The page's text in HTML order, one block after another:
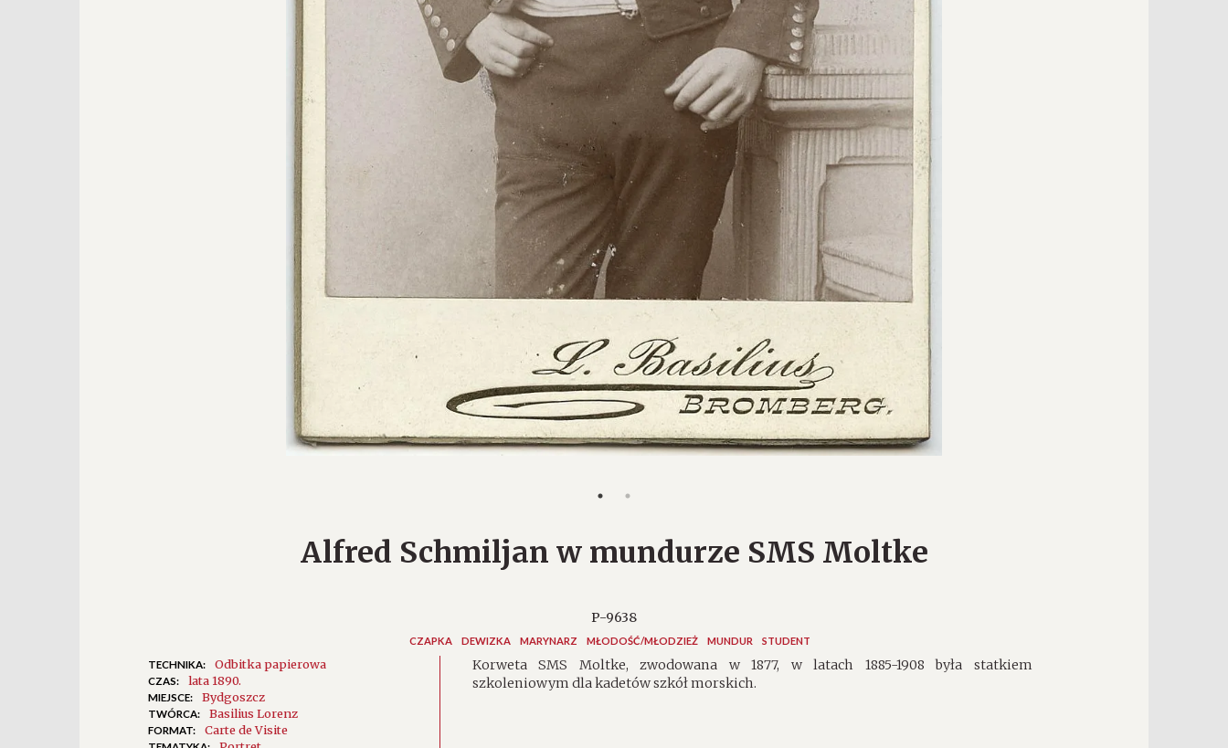
Alfred Schmiljan w mundurze SMS Moltke
P-9638
CZAPKA DEWIZKA MARYNARZ MŁODOŚĆ/MŁODZIEŻ MUNDUR STUDENT
TECHNIKA: Odbitka papierowa
CZAS: lata 1890.
MIEJSCE: Bydgoszcz
TWÓRCA: Basilius Lorenz
FORMAT: Carte de Visite
Korweta SMS Moltke, zwodowana w 1877, w latach 1885-1908 była statkiem
szkoleniowym dla kadetów szkół morskich.